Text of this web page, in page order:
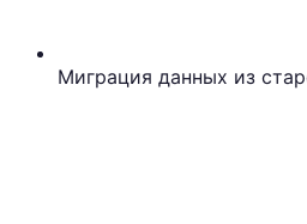
Миграция данных из